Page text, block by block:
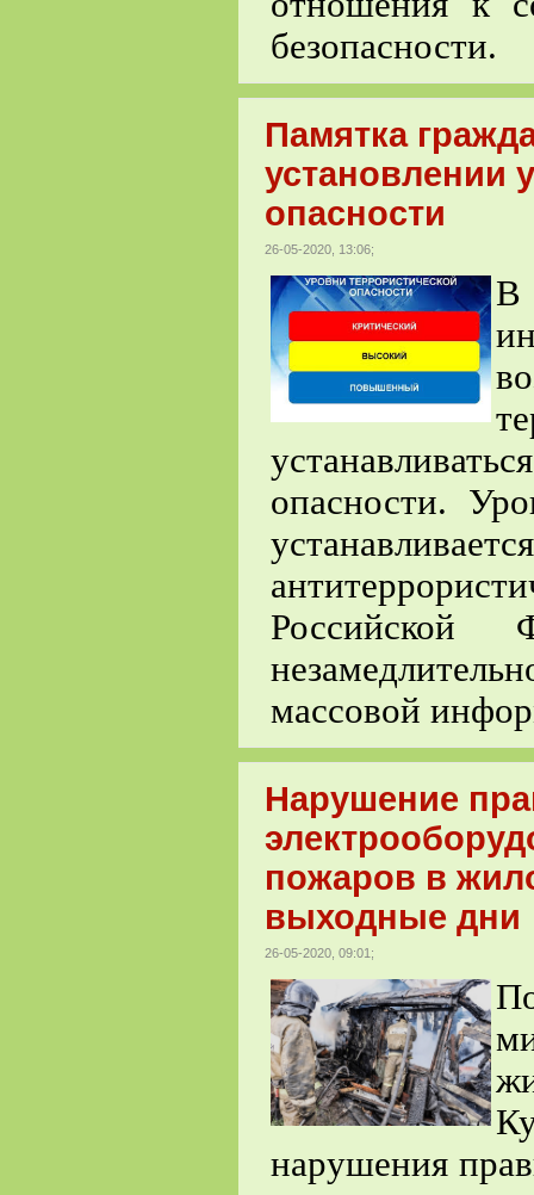
безопасности.
Памятка
установлении
опасности
26-05-2020, 13:06;
В
опасности.
Российской
массовой
Нарушение
пожаров в
выходные дни
26-05-2020, 09:01;
нарушения